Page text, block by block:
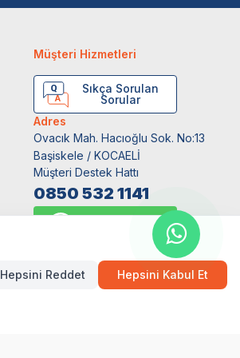
Müşteri Hizmetleri
Sıkça Sorulan
Sorular
Adres
Ovacık Mah. Hacıoğlu Sok. No:13
Başiskele / KOCAELİ
Müşteri Destek Hattı
0850 532 1141
WhatsApp Destek
0554 871 66 20
Hepsini Reddet Hepsini Kabul Et